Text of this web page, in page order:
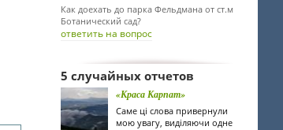
Как доехать до парка Фельдмана от ст.м
Ботанический сад?
ответить на вопрос
5 случайных отчетов
«Краса Карпат»
Саме ці слова привернули
мою увагу, виділяючи одне